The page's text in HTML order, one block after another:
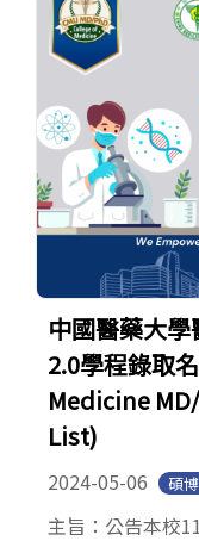
中國醫藥大
2.0學程錄取
Medicine
List)
2024-05-06 碩
主旨：公告本校